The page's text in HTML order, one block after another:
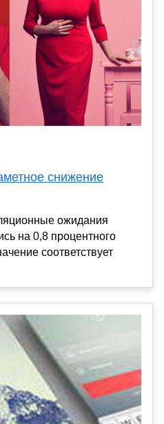
снижение
ожидания
на 0,8 процентного
соответствует